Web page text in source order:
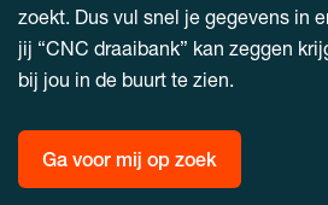
zoekt. Dus vul snel je gegevens in
jij “CNC draaibank” kan zeggen
bij jou in de buurt te zien.
Ga voor mij op zoek